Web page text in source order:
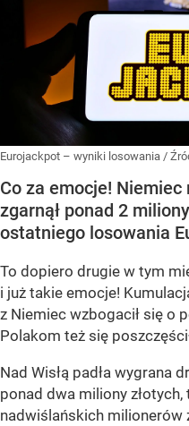
Eurojackpot – wyniki losowania /
Co za emocje! Niemiec
zgarnął ponad 2
ostatniego losowania
To dopiero drugie w tym
i już takie emocje!
z Niemiec wzbogacił się o
Polakom też się
Nad Wisłą padła wygrana
ponad dwa miliony
nadwiślańskich milionerów